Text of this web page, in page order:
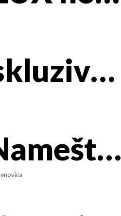
Ekskluzivan LUX 3.0 stan 102m2 sa GARAŽOM • BELVIL (Ljubičica)
✨ Namešten 1.0 stan sa terasom, 45m² – Bežanijska kosa 3